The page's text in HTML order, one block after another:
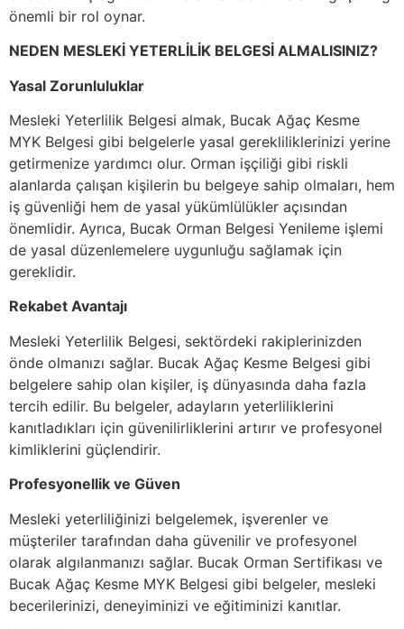
önemli bir rol oynar.
NEDEN MESLEKİ YETERLİLİK BELGESİ ALMALISINIZ?
Yasal Zorunluluklar
Mesleki Yeterlilik Belgesi almak, Bucak Ağaç Kesme
MYK Belgesi gibi belgelerle yasal gerekliliklerinizi yerine
getirmenize yardımcı olur. Orman işçiliği gibi riskli
alanlarda çalışan kişilerin bu belgeye sahip olmaları, hem
iş güvenliği hem de yasal yükümlülükler açısından
önemlidir. Ayrıca, Bucak Orman Belgesi Yenileme işlemi
de yasal düzenlemelere uygunluğu sağlamak için
gereklidir.
Rekabet Avantajı
Mesleki Yeterlilik Belgesi, sektördeki rakiplerinizden
önde olmanızı sağlar. Bucak Ağaç Kesme Belgesi gibi
belgelere sahip olan kişiler, iş dünyasında daha fazla
tercih edilir. Bu belgeler, adayların yeterliliklerini
kanıtladıkları için güvenilirliklerini artırır ve profesyonel
kimliklerini güçlendirir.
Profesyonellik ve Güven
Mesleki yeterliliğinizi belgelemek, işverenler ve
müşteriler tarafından daha güvenilir ve profesyonel
olarak algılanmanızı sağlar. Bucak Orman Sertifikası ve
Bucak Ağaç Kesme MYK Belgesi gibi belgeler, mesleki
becerilerinizi, deneyiminizi ve eğitiminizi kanıtlar.